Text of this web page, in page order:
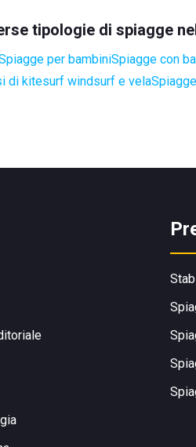
tipologie di spiagge
per bambiniSpiagge con
di kitesurf windsurf e vela